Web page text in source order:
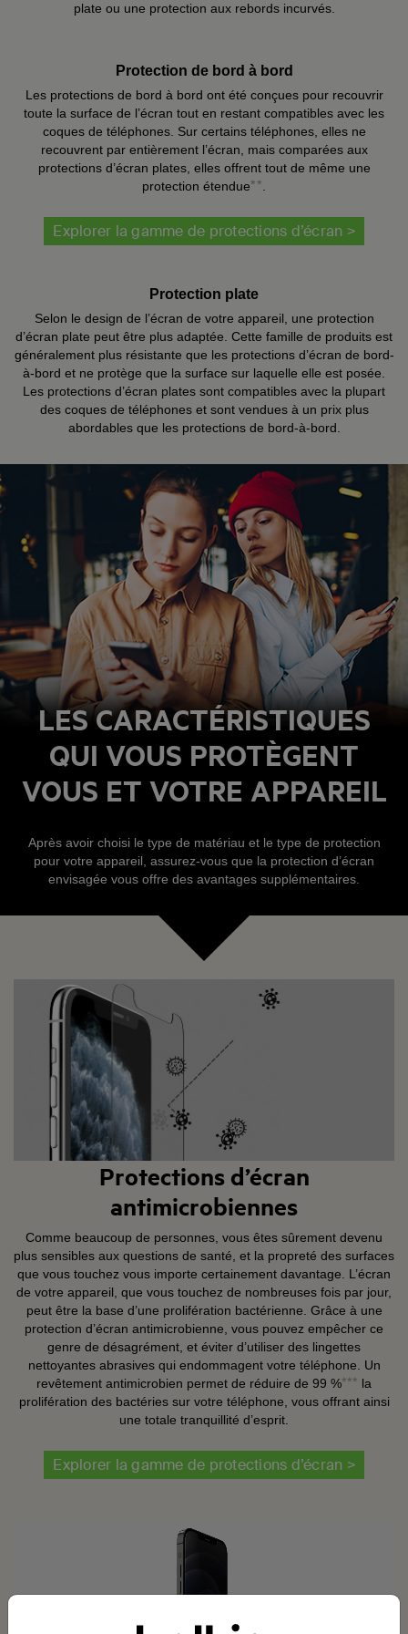
plate ou une protection aux rebords incurvés.
Protection de bord à bord
Les protections de bord à bord ont été conçues pour recouvrir
toute la surface de l’écran tout en restant compatibles avec les
coques de téléphones. Sur certains téléphones, elles ne
recouvrent par entièrement l’écran, mais comparées aux
protections d’écran plates, elles offrent tout de même une
protection étendue**
Explorer la gamme de protections d’écran >
Protection plate
Selon le design de l’écran de votre appareil, une protection
d’écran plate peut être plus adaptée. Cette famille de produits est
généralement plus résistante que les protections d’écran de bord-
à-bord et ne protège que la surface sur laquelle elle est posée.
Les protections d’écran plates sont compatibles avec la plupart
des coques de téléphones et sont vendues à un prix plus
abordables que les protections de bord-à-bord.
LES CARACTÉRISTIQUES
QUI VOUS PROTÈGENT
VOUS ET VOTRE APPAREIL
Après avoir choisi le type de matériau et le type de protection
pour votre appareil, assurez-vous que la protection d’écran
envisagée vous offre des avantages supplémentaires.
Protections d’écran
antimicrobiennes
Comme beaucoup de personnes, vous êtes sûrement devenu
plus sensibles aux questions de santé, et la propreté des surfaces
que vous touchez vous importe certainement davantage. L’écran
de votre appareil, que vous touchez de nombreuses fois par jour,
peut être la base d’une prolifération bactérienne. Grâce à une
protection d’écran antimicrobienne, vous pouvez empêcher ce
genre de désagrément, et éviter d’utiliser des lingettes
nettoyantes abrasives qui endommagent votre téléphone. Un
revêtement antimicrobien permet de réduire de 99 %*** la
prolifération des bactéries sur votre téléphone, vous offrant ainsi
une totale tranquillité d’esprit.
Explorer la gamme de protections d’écran >